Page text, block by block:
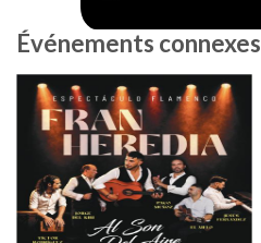
Événements connexes